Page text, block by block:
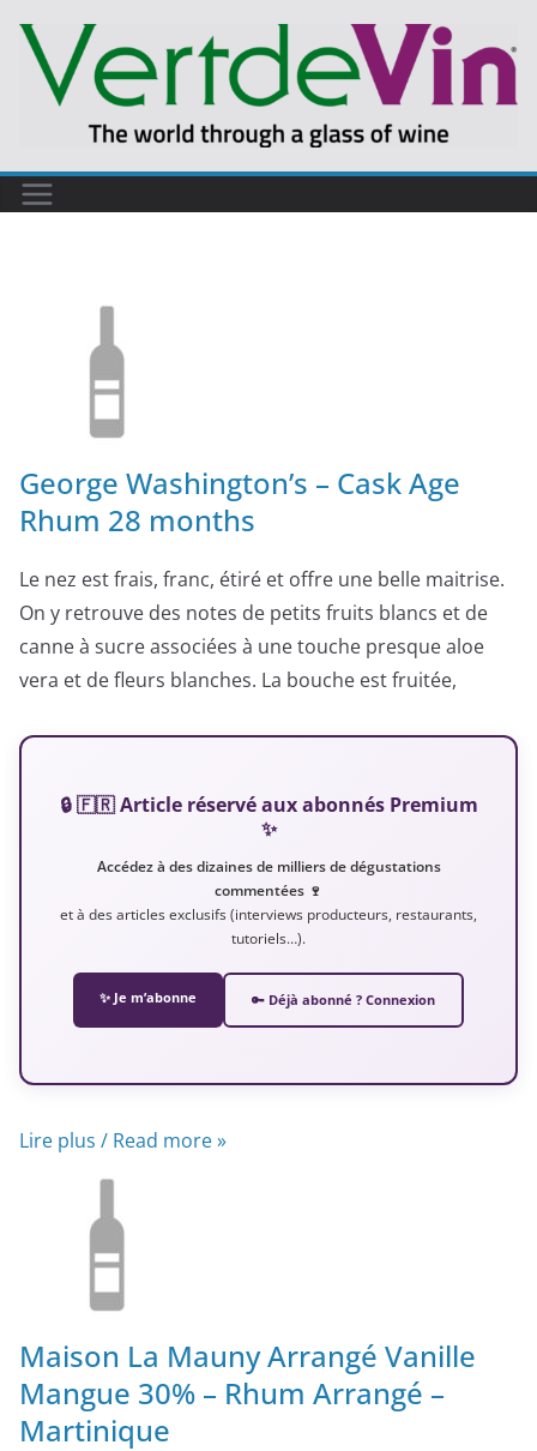
George Washington’s – Cask Age
Rhum 28 months
Le nez est frais, franc, étiré et offre une belle maitrise.
On y retrouve des notes de petits fruits blancs et de
canne à sucre associées à une touche presque aloe
vera et de fleurs blanches. La bouche est fruitée,
🔒 🇫🇷 Article réservé aux abonnés Premium
✨
Accédez à des dizaines de milliers de dégustations
commentées 🍷
et à des articles exclusifs (interviews producteurs, restaurants,
tutoriels…).
✨ Je m’abonne 🔑 Déjà abonné ? Connexion
Lire plus / Read more »
Maison La Mauny Arrangé Vanille
Mangue 30% – Rhum Arrangé –
Martinique